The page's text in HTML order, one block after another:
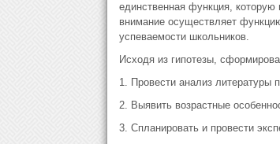
единственная функция,
внимание осуществляет
успеваемости школьников.
Исходя из гипотезы,
1. Провести анализ литературы
2. Выявить возрастные
3. Спланировать и провести